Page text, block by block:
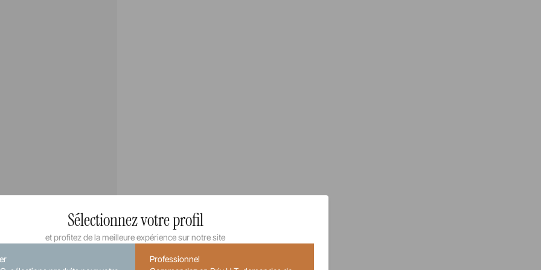
Sélectionnez votre profil
et profitez de la meilleure expérience sur notre site
Professionnel